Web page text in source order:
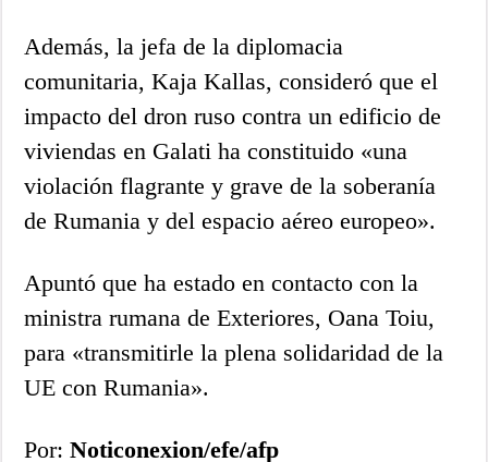
Además, la jefa de la diplomacia
comunitaria, Kaja Kallas, consideró que el
impacto del dron ruso contra un edificio de
viviendas en Galati ha constituido «una
violación flagrante y grave de la soberanía
de Rumania y del espacio aéreo europeo».
Apuntó que ha estado en contacto con la
ministra rumana de Exteriores, Oana Toiu,
para «transmitirle la plena solidaridad de la
UE con Rumania».
Por:Noticonexion/efe/afp